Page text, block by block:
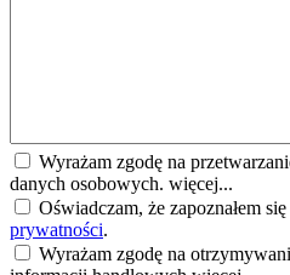
Wyrażam zgodę na
danych osobowych. więcej...
Oświadczam, że zapoznałem
prywatności.
Wyrażam zgodę na